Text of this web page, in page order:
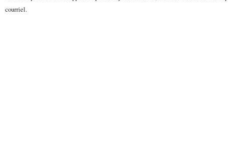
courriel.